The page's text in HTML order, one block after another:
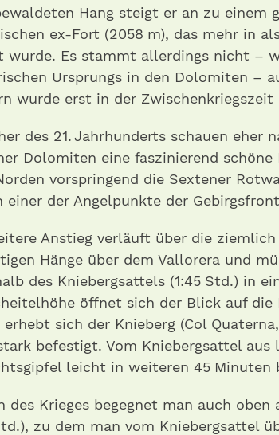
Hang steigt er an zu einem
ex-Fort (2058 m), das mehr in
wurde. Es stammt allerdings nicht –
Ursprungs in den Dolomiten –
wurde erst in der Zwischenkriegszeit
des 21. Jahrhunderts schauen eher
Dolomiten eine faszinierend
vorspringend die Sextener
einer der Angelpunkte der
Anstieg verläuft über die
Hänge über dem Vallorera und
des Kniebergsattels (1:45 Std.) in
öffnet sich der Blick auf die
sich der Knieberg (Col
befestigt. Vom Kniebergsattel aus
leicht in weiteren 45 Minuten
des Krieges begegnet man auch oben
zu dem man vom ­Kniebergsattel